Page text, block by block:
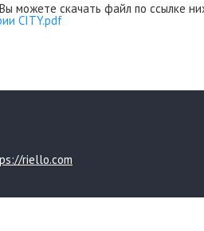
можете скачать файл по ссылке
CITY.pdf
riello.com